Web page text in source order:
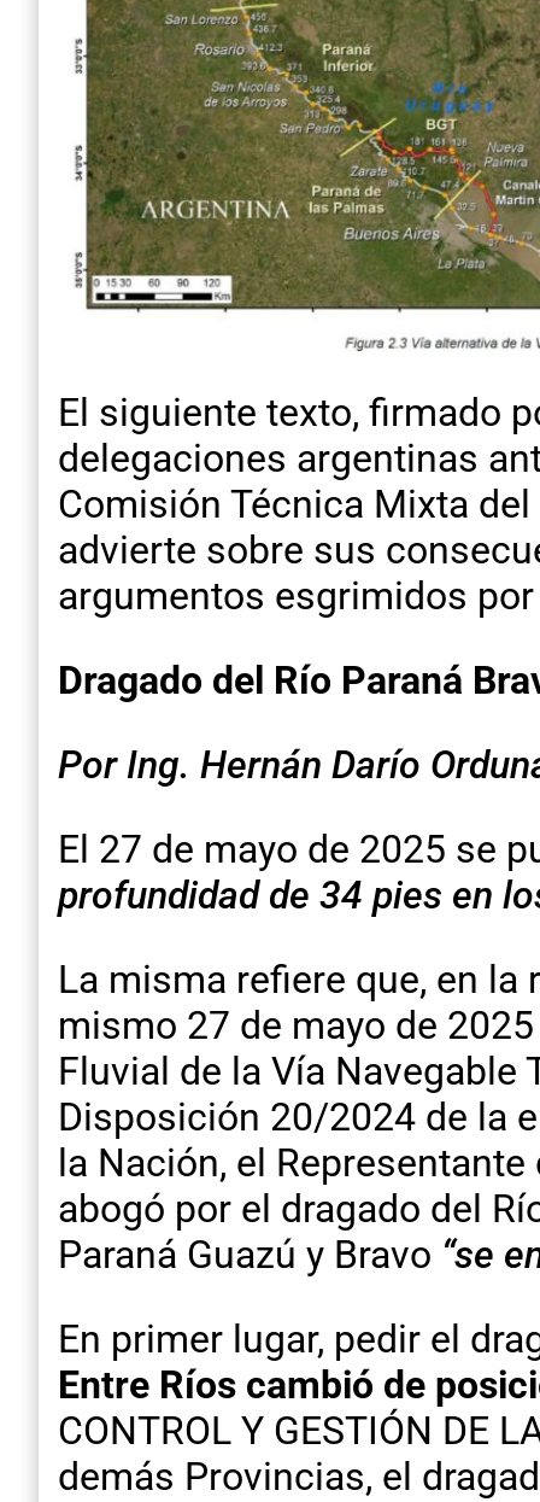
El siguiente texto, firmado
delegaciones argentinas
Comisión Técnica Mixta
advierte sobre sus
argumentos esgrimidos
Dragado del Río Paraná
Por Ing. Hernán Darío
El 27 de mayo de 2025 se
profundidad de 34 pies en
La misma refiere que, en
mismo 27 de mayo de
Fluvial de la Vía Navegable
Disposición 20/2024 de la
la Nación, el
abogó por el dragado del
Paraná Guazú y Bravo “se
En primer lugar, pedir el
Entre Ríos cambió de
CONTROL Y GESTIÓN DE
demás Provincias, el